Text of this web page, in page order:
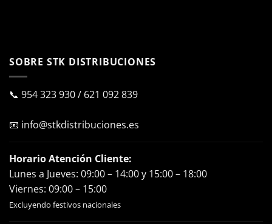
SOBRE STK DISTRIBUCIONES
📞 954 323 930/ 621 092 839
📧 info@stkdistribuciones.es
Horario Atención Cliente:
Lunes a Jueves: 09:00 – 14:00 y 15:00 – 18:00
Viernes: 09:00 – 15:00
Excluyendo festivos nacionales